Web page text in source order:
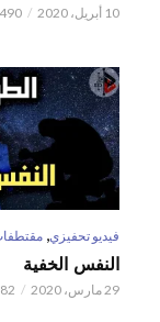
10 أبريل، 2020 490 مشاهدات
فيديو تحفيزي,
النفس الخفية
29 مارس، 2020 782